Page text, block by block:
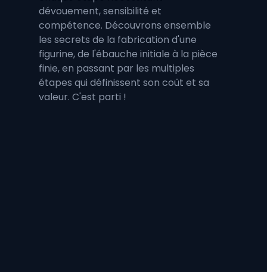
dévouement, sensibilité et
compétence. Découvrons ensemble
les secrets de la fabrication d'une
figurine, de l'ébauche initiale à la pièce
finie, en passant par les multiples
étapes qui définissent son coût et sa
valeur. C'est parti !